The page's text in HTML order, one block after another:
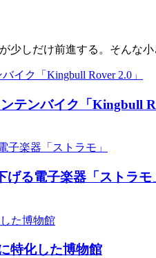
少しだけ前進する。そんな
テンバイク「Kingbull
る電子楽器「ストラモ
特化した博物館